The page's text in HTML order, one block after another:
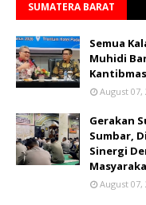
SUMATERA BARAT
Semua
Muhidi
August 07,
Gerakan
Sumbar,
Sinergi
August 07,